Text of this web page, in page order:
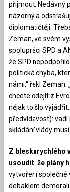
přijmout. Nedávný
názorný a
diplomatičtěji.
Zeman, ve svém
spolupráci SPD a
že SPD
politická chyba,
námi,“ řekl Zeman.
chcete odejít z
nějak to šlo
předvídavost): vadí
skládání vlády
Z bleskurychlého
usoudit, že plány
vytvoření společné
debaklem